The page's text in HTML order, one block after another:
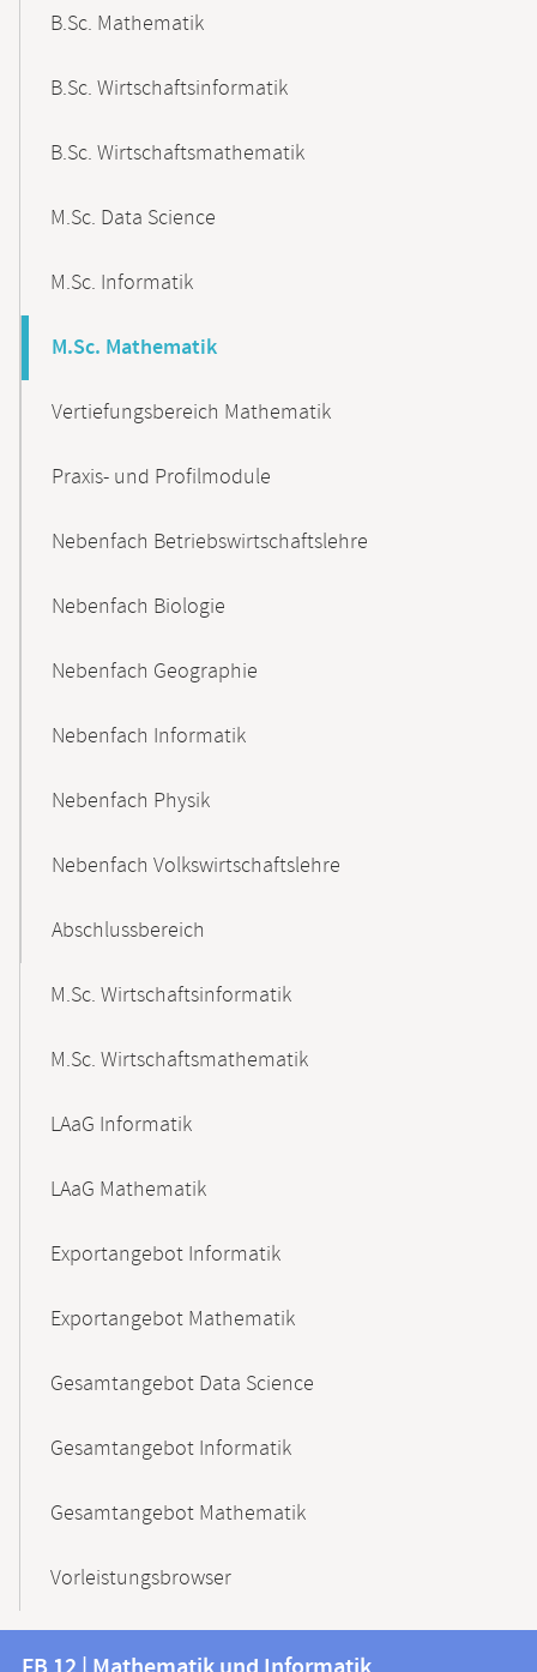
B.Sc. Mathematik
B.Sc. Wirtschaftsinformatik
B.Sc. Wirtschaftsmathematik
M.Sc. Data Science
M.Sc. Informatik
M.Sc. Mathematik
Vertiefungsbereich Mathematik
Praxis- und Profilmodule
Nebenfach Betriebswirtschaftslehre
Nebenfach Biologie
Nebenfach Geographie
Nebenfach Informatik
Nebenfach Physik
Nebenfach Volkswirtschaftslehre
Abschlussbereich
M.Sc. Wirtschaftsinformatik
M.Sc. Wirtschaftsmathematik
LAaG Informatik
LAaG Mathematik
Exportangebot Informatik
Exportangebot Mathematik
Gesamtangebot Data Science
Gesamtangebot Informatik
Gesamtangebot Mathematik
Vorleistungsbrowser
Kontakt